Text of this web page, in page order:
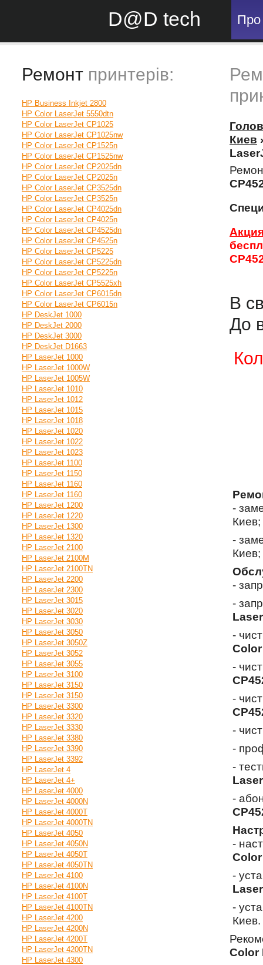
D@D tech Про
Ремонт принтерів:
HP Business Inkjet 2800
HP Color LaserJet 5550dtn
HP Color LaserJet CP1025
HP Color LaserJet CP1025nw
HP Color LaserJet CP1525n
HP Color LaserJet CP1525nw
HP Color LaserJet CP2025dn
HP Color LaserJet CP2025n
HP Color LaserJet CP3525dn
HP Color LaserJet CP3525n
HP Color LaserJet CP4025dn
HP Color LaserJet CP4025n
HP Color LaserJet CP4525dn
HP Color LaserJet CP4525n
HP Color LaserJet CP5225
HP Color LaserJet CP5225dn
HP Color LaserJet CP5225n
HP Color LaserJet CP5525xh
HP Color LaserJet CP6015dn
HP Color LaserJet CP6015n
HP DeskJet 1000
HP DeskJet 2000
HP DeskJet 3000
HP DeskJet D1663
HP LaserJet 1000
HP LaserJet 1000W
HP LaserJet 1005W
HP LaserJet 1010
HP LaserJet 1012
HP LaserJet 1015
HP LaserJet 1018
HP LaserJet 1020
HP LaserJet 1022
HP LaserJet 1023
HP LaserJet 1100
HP LaserJet 1150
HP LaserJet 1160
HP LaserJet 1160
HP LaserJet 1200
HP LaserJet 1220
HP LaserJet 1300
HP LaserJet 1320
HP LaserJet 2100
HP LaserJet 2100M
HP LaserJet 2100TN
HP LaserJet 2200
HP LaserJet 2300
HP LaserJet 3015
HP LaserJet 3020
HP LaserJet 3030
HP LaserJet 3050
HP LaserJet 3050Z
HP LaserJet 3052
HP LaserJet 3055
HP LaserJet 3100
HP LaserJet 3150
HP LaserJet 3150
HP LaserJet 3300
HP LaserJet 3320
HP LaserJet 3330
HP LaserJet 3380
HP LaserJet 3390
HP LaserJet 3392
HP LaserJet 4
HP LaserJet 4+
HP LaserJet 4000
HP LaserJet 4000N
HP LaserJet 4000T
HP LaserJet 4000TN
HP LaserJet 4050
HP LaserJet 4050N
HP LaserJet 4050T
HP LaserJet 4050TN
HP LaserJet 4100
HP LaserJet 4100N
HP LaserJet 4100T
HP LaserJet 4100TN
HP LaserJet 4200
HP LaserJet 4200N
HP LaserJet 4200T
HP LaserJet 4200TN
HP LaserJet 4300
Киев
В
До
-
Киев;
-
Киев;
-
-
-
-
-
-
-
-
-
-
-
-
Киев.
Color